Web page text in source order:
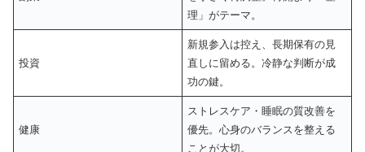
理」がテーマ。
投資
新規参入は控え、長期保有の見
直しに留める。冷静な判断が成
功の鍵。
健康
ストレスケア・睡眠の質改善を
優先。心身のバランスを整える
ことが大切。